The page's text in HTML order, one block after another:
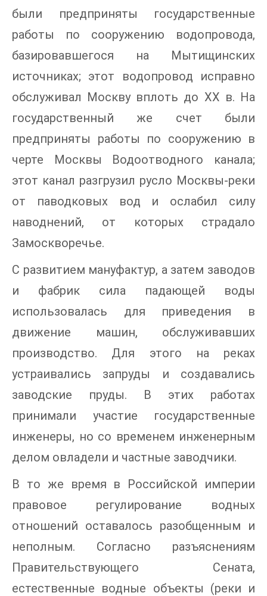
были предприняты государственные
работы по сооружению водопровода,
базировавшегося на Мытищинских
источниках; этот водопровод исправно
обслуживал Москву вплоть до XX в. На
государственный же счет были
предприняты работы по сооружению в
черте Москвы Водоотводного канала;
этот канал разгрузил русло Москвы-реки
от паводковых вод и ослабил силу
наводнений, от которых страдало
Замоскворечье.
С развитием мануфактур, а затем заводов
и фабрик сила падающей воды
использовалась для приведения в
движение машин, обслуживавших
производство. Для этого на реках
устраивались запруды и создавались
заводские пруды. В этих работах
принимали участие государственные
инженеры, но со временем инженерным
делом овладели и частные заводчики.
В то же время в Российской империи
правовое регулирование водных
отношений оставалось разобщенным и
неполным. Согласно разъяснениям
Правительствующего Сената,
естественные водные объекты (реки и